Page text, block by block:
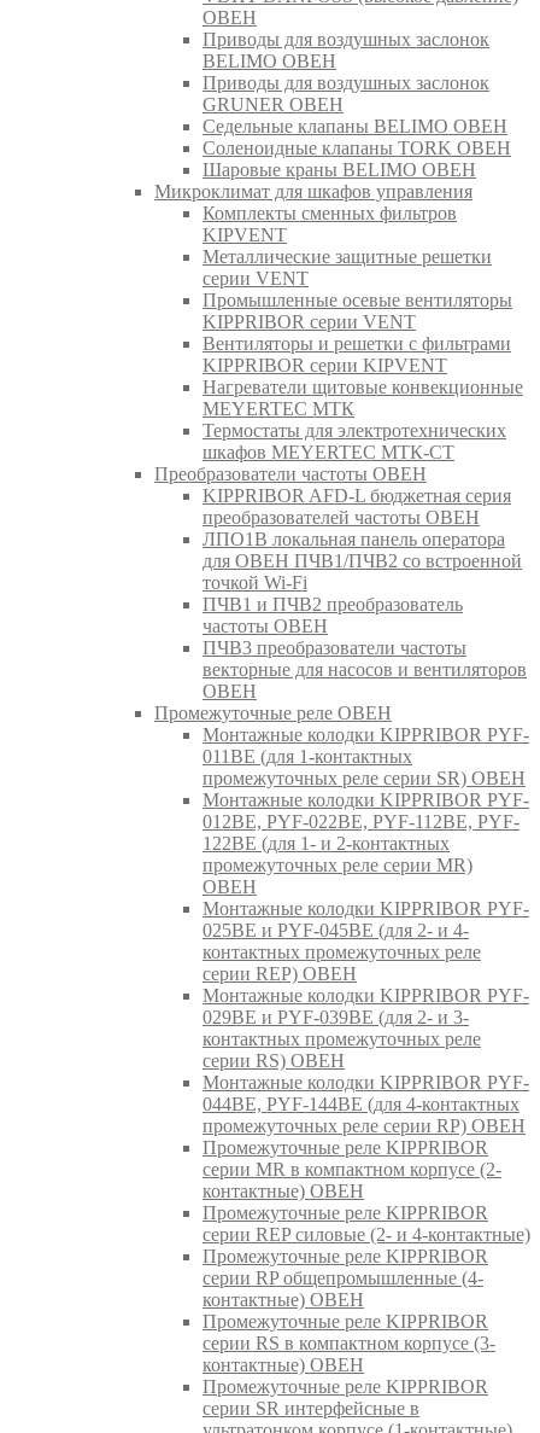
ОВЕН
Приводы для воздушных заслонок
BELIMO ОВЕН
Приводы для воздушных заслонок
GRUNER ОВЕН
Седельные клапаны BELIMO ОВЕН
Соленоидные клапаны TORK ОВЕН
Шаровые краны BELIMO ОВЕН
Микроклимат для шкафов управления
Комплекты сменных фильтров
KIPVENT
Металлические защитные решетки
серии VENT
Промышленные осевые вентиляторы
KIPPRIBOR серии VENT
Вентиляторы и решетки с фильтрами
KIPPRIBOR серии KIPVENT
Нагреватели щитовые конвекционные
MEYERTEC МТК
Термостаты для электротехнических
шкафов MEYERTEC МТК-СТ
Преобразователи частоты ОВЕН
KIPPRIBOR AFD-L бюджетная серия
преобразователей частоты ОВЕН
ЛПО1В локальная панель оператора
для ОВЕН ПЧВ1/ПЧВ2 со встроенной
точкой Wi-Fi
ПЧВ1 и ПЧВ2 преобразователь
частоты ОВЕН
ПЧВ3 преобразователи частоты
векторные для насосов и вентиляторов
ОВЕН
Промежуточные реле ОВЕН
Монтажные колодки KIPPRIBOR PYF-
011BE (для 1-контактных
промежуточных реле серии SR) ОВЕН
Монтажные колодки KIPPRIBOR PYF-
012BE, PYF-022BE, PYF-112BE, PYF-
122BE (для 1- и 2-контактных
промежуточных реле серии MR)
ОВЕН
Монтажные колодки KIPPRIBOR PYF-
025BE и PYF-045BE (для 2- и 4-
контактных промежуточных реле
серии REP) ОВЕН
Монтажные колодки KIPPRIBOR PYF-
029BE и PYF-039BE (для 2- и 3-
контактных промежуточных реле
серии RS) ОВЕН
Монтажные колодки KIPPRIBOR PYF-
044BE, PYF-144BE (для 4-контактных
промежуточных реле серии RP) ОВЕН
Промежуточные реле KIPPRIBOR
серии MR в компактном корпусе (2-
контактные) ОВЕН
Промежуточные реле KIPPRIBOR
серии REP силовые (2- и 4-контактные)
Промежуточные реле KIPPRIBOR
серии RP общепромышленные (4-
контактные) ОВЕН
Промежуточные реле KIPPRIBOR
серии RS в компактном корпусе (3-
контактные) ОВЕН
Промежуточные реле KIPPRIBOR
серии SR интерфейсные в